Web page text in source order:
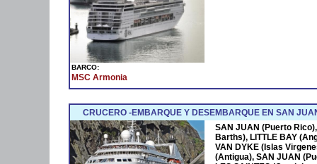
BARCO:
MSC Armonia
CRUCERO -EMBARQUE Y DESEMBARQUE EN SAN
SAN JUAN (Puerto
Barths), LITTLE BAY
VAN DYKE (Islas
(Antigua), SAN JUAN